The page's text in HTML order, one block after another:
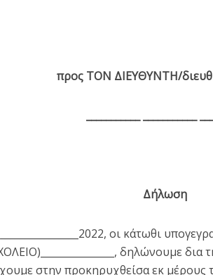
προς ΤΟΝ ΔΙΕΥΘΥΝΤΗ/
Δήλωση
οι κάτωθι
δηλώνουμε
στην προκηρυχθείσα εκ μέρους